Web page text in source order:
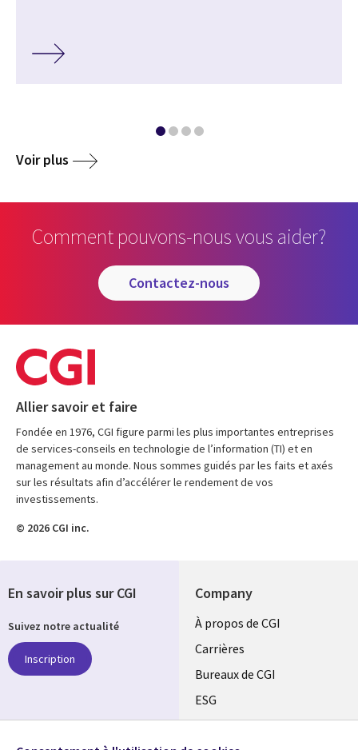
Voir plus
Comment pouvons-nous vous aider?
contactez-nous
Allier savoir et faire
Fondée en 1976, CGI figure parmi les plus importantes entreprises
de services-conseils en technologie de l’information (TI) et en
management au monde. Nous sommes guidés par les faits et axés
sur les résultats afin d’accélérer le rendement de vos
investissements.
© 2026 CGI inc.
Company
Useful
links
CANADA
FR
À propos de CGI
Carrières
Bureaux de CGI
ESG
Alliances
En savoir plus sur CGI
Suivez notre actualité
Inscription